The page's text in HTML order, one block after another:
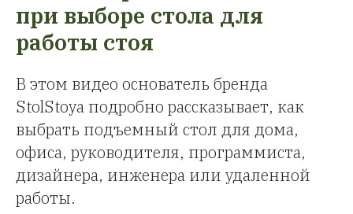
при выборе стола для
работы стоя
В этом видео основатель бренда
StolStoya подробно рассказывает, как
выбрать подъемный стол для дома,
офиса, руководителя, программиста,
дизайнера, инженера или удаленной
работы.